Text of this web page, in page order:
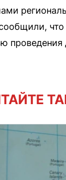
проведения